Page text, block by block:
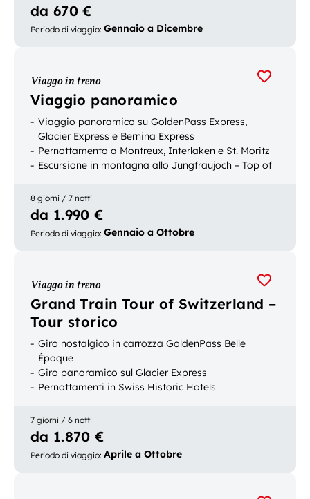
da 670 €
Periodo di viaggio: Gennaio a Dicembre
Viaggo in treno
Viaggio panoramico
Viaggio panoramico su GoldenPass Express,
Glacier Express e Bernina Express
Pernottamento a Montreux, Interlaken e St. Moritz
Escursione in montagna allo Jungfraujoch – Top of
8 giorni / 7 notti
da 1.990 €
Periodo di viaggio: Gennaio a Ottobre
Viaggo in treno
Grand Train Tour of Switzerland –
Tour storico
Giro nostalgico in carrozza GoldenPass Belle
Époque
Giro panoramico sul Glacier Express
Pernottamenti in Swiss Historic Hotels
7 giorni / 6 notti
da 1.870 €
Periodo di viaggio: Aprile a Ottobre